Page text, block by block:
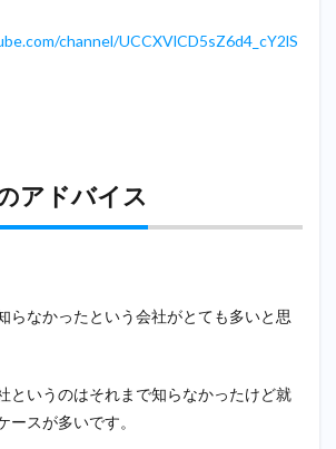
channel/UCCXVlCD5sZ6d4_cY2lS
アドバイス
らなかったという会社がとても多いと思
というのはそれまで知らなかったけど就
ースが多いです。